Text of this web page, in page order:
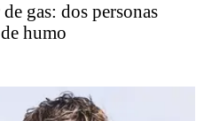
gas: dos personas
humo